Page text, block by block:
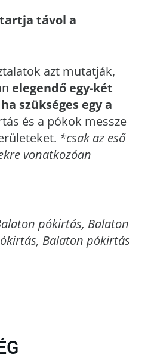
távol a
azt mutatják,
elegendő egy-két
szükséges egy a
és a pókok messze
*csak az eső
vonatkozóan
pókirtás, Balaton
Balaton pókirtás